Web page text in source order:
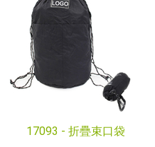
17093 - 折疊束口袋